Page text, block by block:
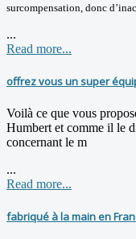
surcompensation, donc
...
Read more...
offrez vous un super
Voilà ce que vous
Humbert et comme il le
concernant le m
...
Read more...
fabriqué à la main en